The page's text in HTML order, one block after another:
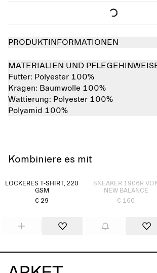
PRODUKTINFORMATIONEN
MATERIALIEN UND
Futter: Polyester 100%
Kragen: Baumwolle 100%
Wattierung: Polyester 100%
Polyamid 100%
Kombiniere es mit
LOCKERES T-SHIRT, 220
GSM
€ 29
SNEAKER 1906R
NEW BALANCE
€ 160